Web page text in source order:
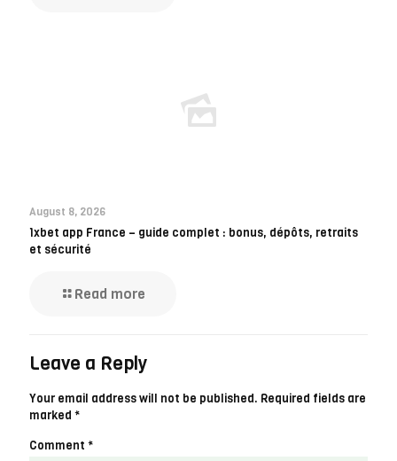
August 8, 2026
1xbet app France – guide complet : bonus, dépôts, retraits
et sécurité
Read more
Leave a Reply
Your email address will not be published. Required fields are
marked *
Comment *